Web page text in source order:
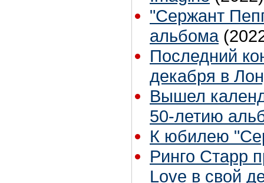
"Сержант
альбома
Последний
декабря в
Вышел
50-летию
К юбилею
Ринго Старр
Love в свой